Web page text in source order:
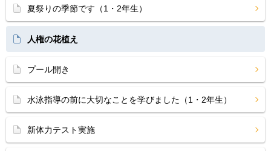
夏祭りの季節です（1・2年生）
人権の花植え
プール開き
水泳指導の前に大切なことを学びました（1・2年生）
新体力テスト実施